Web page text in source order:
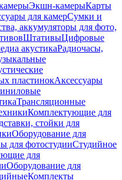
Экшн-камерыКарты
для камерСумки и
аккумуляторы для фото,
ШтативыЦифровые
акустикаРадиочасы,
пластинокАксессуары
Трансляционные
Комплектующие для
стойки для
Оборудование для
для фотостудииСтудийное
для
Оборудование для
Комплекты